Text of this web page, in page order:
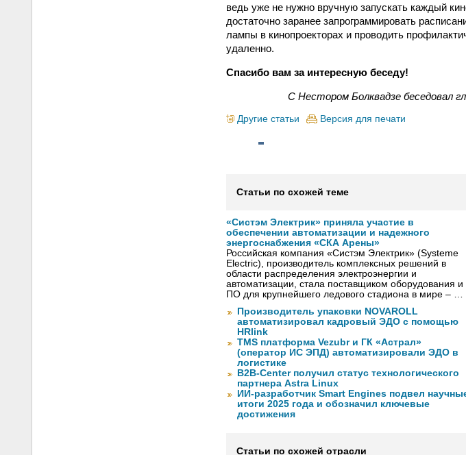
ведь уже не нужно вручную запускать каждый
достаточно заранее запрограммировать
лампы в кинопроекторах и проводить
удаленно.
Спасибо вам за интересную беседу!
С Нестором Болквадзе беседовал
Другие статьи Версия для печати
Статьи по схожей теме
«Систэм Электрик» приняла участие в
обеспечении автоматизации и надежного
энергоснабжения «СКА Арены»
Российская компания «Систэм Электрик» (Systeme
Electric), производитель комплексных решений в
области распределения электроэнергии и
автоматизации, стала поставщиком оборудования и
ПО для крупнейшего ледового стадиона в мире – …
Производитель упаковки NOVAROLL
автоматизировал кадровый ЭДО с помощью
HRlink
TMS платформа Vezubr и ГК «Астрал»
(оператор ИС ЭПД) автоматизировали ЭДО в
логистике
B2B-Center получил статус технологического
партнера Astra Linux
ИИ-разработчик Smart Engines подвел
итоги 2025 года и обозначил ключевые
достижения
Статьи по схожей отрасли